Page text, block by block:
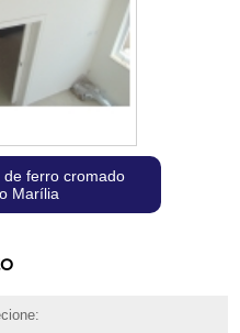
ferro cromado
Marília